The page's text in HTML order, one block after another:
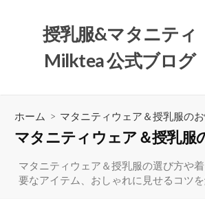
へ
授乳服&マタニティ
Milktea 公式ブログ
ホーム > マタニティウェア＆授乳服の
マタニティウェア＆授乳服
マタニティウェア＆授乳服の選び方や
要なアイテム、おしゃれに見せるコツを